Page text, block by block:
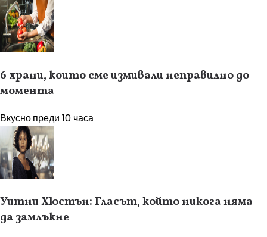
6 храни, които сме измивали неправилно до
момента
Вкуснопреди 10 часа
Уитни Хюстън: Гласът, който никога няма
да замлъкне